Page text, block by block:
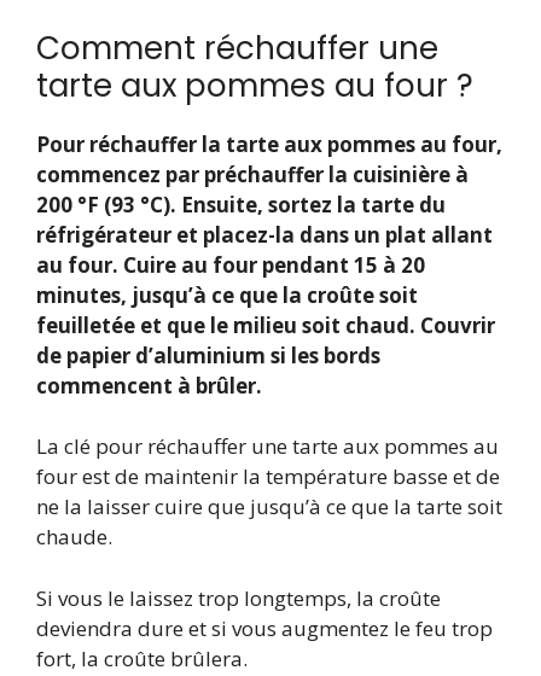
Comment réchauffer une
tarte aux pommes au four ?
Pour réchauffer la tarte aux pommes au four,
commencez par préchauffer la cuisinière à
200 °F (93 °C). Ensuite, sortez la tarte du
réfrigérateur et placez-la dans un plat allant
au four. Cuire au four pendant 15 à 20
minutes, jusqu’à ce que la croûte soit
feuilletée et que le milieu soit chaud. Couvrir
de papier d’aluminium si les bords
commencent à brûler.
La clé pour réchauffer une tarte aux pommes au
four est de maintenir la température basse et de
ne la laisser cuire que jusqu’à ce que la tarte soit
chaude.
Si vous le laissez trop longtemps, la croûte
deviendra dure et si vous augmentez le feu trop
fort, la croûte brûlera.